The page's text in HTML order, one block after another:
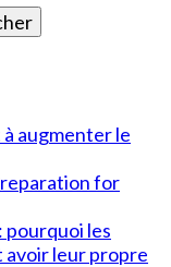
augmenter le
for
pourquoi les
leur propre